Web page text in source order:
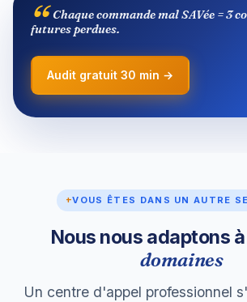
Chaque commande mal SAVée = 3
futures perdues.
Audit gratuit 30 min →
+VOUS ÊTES DANS UN AUTRE
Nous nous adaptons à
domaines
Un centre d'appel professionnel